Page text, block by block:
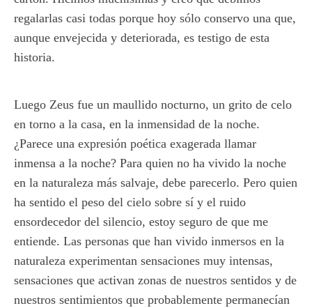
regalarlas casi todas porque hoy sólo conservo una que,
aunque envejecida y deteriorada, es testigo de esta
historia.
Luego Zeus fue un maullido nocturno, un grito de celo
en torno a la casa, en la inmensidad de la noche.
¿Parece una expresión poética exagerada llamar
inmensa a la noche? Para quien no ha vivido la noche
en la naturaleza más salvaje, debe parecerlo. Pero quien
ha sentido el peso del cielo sobre sí y el ruido
ensordecedor del silencio, estoy seguro de que me
entiende. Las personas que han vivido inmersos en la
naturaleza experimentan sensaciones muy intensas,
sensaciones que activan zonas de nuestros sentidos y de
nuestros sentimientos que probablemente permanecían